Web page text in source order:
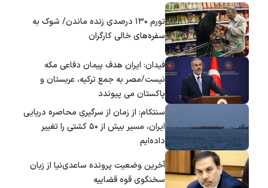
تورم ۱۳۰ درصدی زنده ماندن/ شوک به
سفره‌های خالی کارگران
فیدان: ایران هدف پیمان دفاعی مکه
نیست/مصر به جمع ترکیه، عربستان و
پاکستان می پیوندد
سنتکام: از زمان از سرگیری محاصره دریایی
ایران، مسیر بیش از ۵۰ کشتی را تغییر
داده‌ایم
آخرین وضعیت پرونده ساعدی‌نیا از زبان
سخنگوی قوه قضاییه